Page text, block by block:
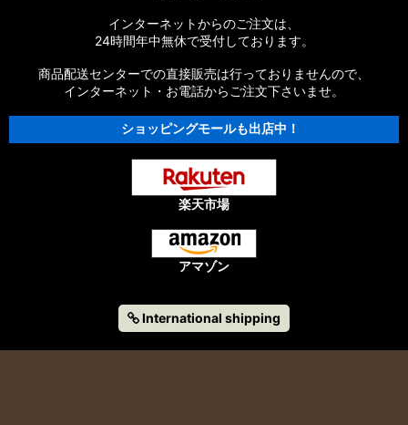
インターネットからのご注文は、
24時間年中無休で受付しております。
商品配送センターでの直接販売は行っておりませんので、
インターネット・お電話からご注文下さいませ。
ショッピングモールも出店中！
楽天市場
アマゾン
International shipping